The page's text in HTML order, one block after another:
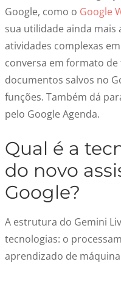
Google, como o Google
sua utilidade ainda mais
atividades complexas
conversa em formato
documentos salvos no
funções. Também dá
pelo Google Agenda.
Qual é a
do novo
Google?
A estrutura do Gemini
tecnologias: o
aprendizado de